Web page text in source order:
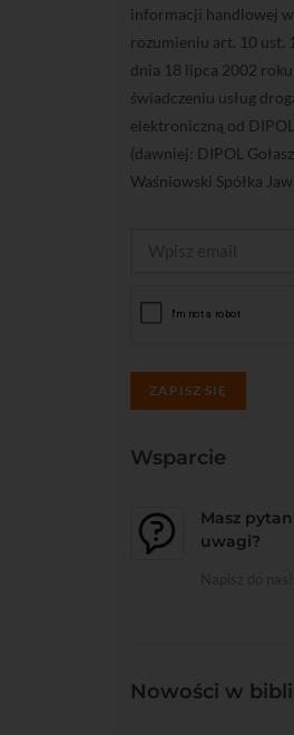
informacji handlowej w
rozumieniu art. 10 ust.
dnia 18 lipca 2002
świadczeniu usług
elektroniczną od DIPOL
(dawniej: DIPOL
Waśniowski Spółka
ZAPISZ SIĘ
Wsparcie
Masz
uwagi?
Nowości w